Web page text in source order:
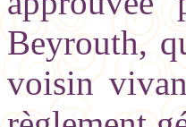
Beyrouth,
voisin